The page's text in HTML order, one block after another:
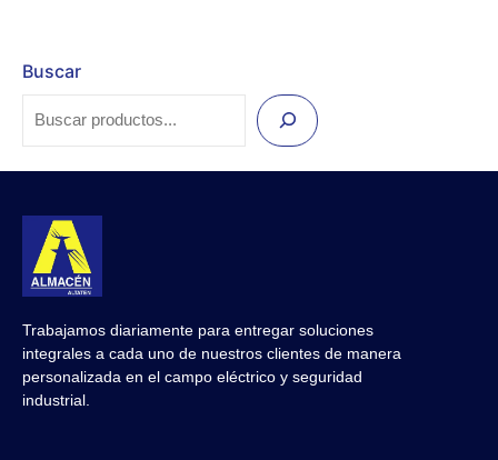
Buscar
Trabajamos diariamente para entregar soluciones
integrales a cada uno de nuestros clientes de manera
personalizada en el campo eléctrico y seguridad
industrial.